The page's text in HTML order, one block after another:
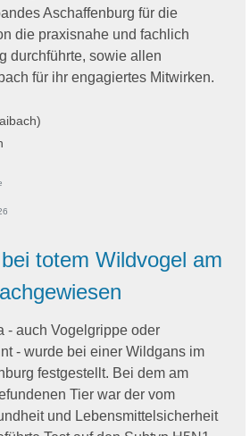
Aschaffenburg für die
die praxisnahe und fachlich
durchführte, sowie allen
für ihr engagiertes Mitwirken.
totem Wildvogel am
- auch Vogelgrippe oder
- wurde bei einer Wildgans im
festgestellt. Bei dem am
Tier war der vom
und Lebensmittelsicherheit